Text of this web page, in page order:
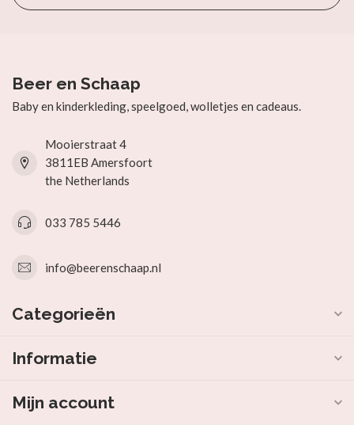
Beer en Schaap
Baby en kinderkleding, speelgoed, wolletjes en cadeaus.
Mooierstraat 4
3811EB Amersfoort
the Netherlands
033 785 5446
info@beerenschaap.nl
Categorieën
Informatie
Mijn account